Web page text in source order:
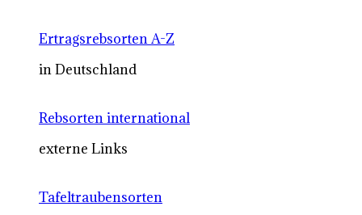
Ertragsrebsorten A-Z
in Deutschland
Rebsorten international
externe Links
Tafeltraubensorten